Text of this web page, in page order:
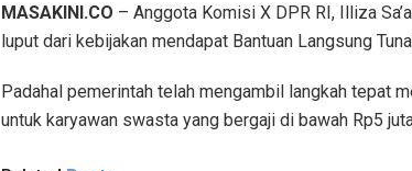
MASAKINI.CO – Anggota Komisi X DPR RI, Illiza
luput dari kebijakan mendapat Bantuan Langsung
Padahal pemerintah telah mengambil langkah tepat
untuk karyawan swasta yang bergaji di bawah Rp5